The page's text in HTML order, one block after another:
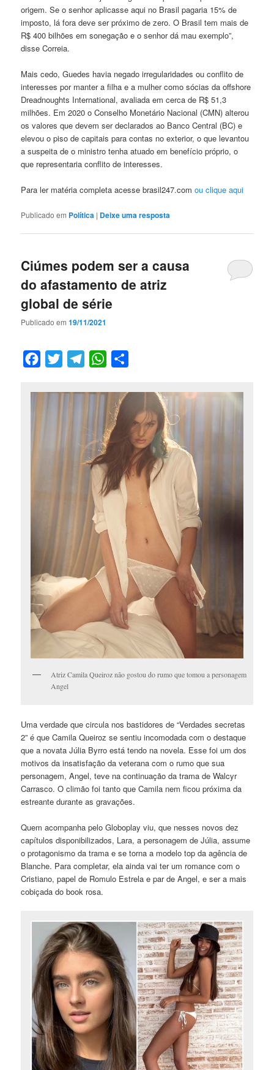
origem. Se o senhor aplicasse aqui no Brasil pagaria 15% de
imposto, lá fora deve ser próximo de zero. O Brasil tem mais de
R$ 400 bilhões em sonegação e o senhor dá mau exemplo”,
disse Correia.
Mais cedo, Guedes havia negado irregularidades ou conflito de
interesses por manter a filha e a mulher como sócias da offshore
Dreadnoughts International, avaliada em cerca de R$ 51,3
milhões. Em 2020 o Conselho Monetário Nacional (CMN) alterou
os valores que devem ser declarados ao Banco Central (BC) e
elevou o piso de capitais para contas no exterior, o que levantou
a suspeita de o ministro tenha atuado em benefício próprio, o
que representaria conflito de interesses.
Para ler matéria completa acesse brasil247.comou clique aqui
Publicado em Política | Deixe uma resposta
Ciúmes podem ser a causa
do afastamento de atriz
global de série
Publicado em19/11/2021
Facebook
Twitter TelegramWhatsApp
Atriz Camila Queiroz não gostou do rumo que tomou a personagem
Angel
Uma verdade que circula nos bastidores de “Verdades secretas
2” é que Camila Queiroz se sentiu incomodada com o destaque
que a novata Júlia Byrro está tendo na novela. Esse foi um dos
motivos da insatisfação da veterana com o rumo que sua
personagem, Angel, teve na continuação da trama de Walcyr
Carrasco. O climão foi tanto que Camila nem ficou próxima da
estreante durante as gravações.
Quem acompanha pelo Globoplay viu, que nesses novos dez
capítulos disponibilizados, Lara, a personagem de Júlia, assume
o protagonismo da trama e se torna a modelo top da agência de
Blanche. Para completar, ela ainda vai ter um romance com o
Cristiano, papel de Romulo Estrela e par de Angel, e ser a mais
cobiçada do book rosa.